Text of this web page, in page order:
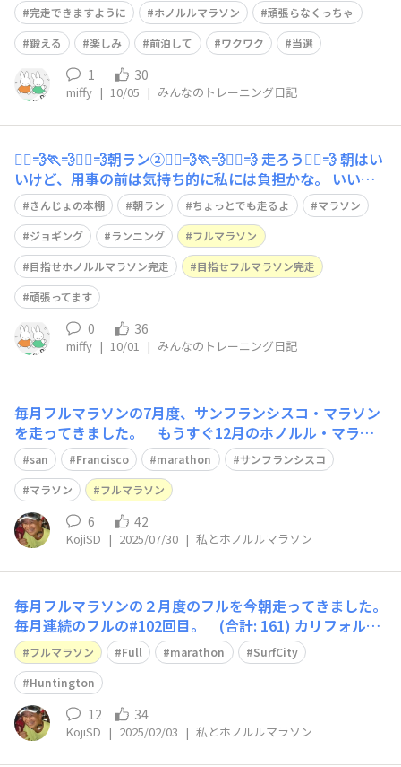
来ますように #バカラ
完走できますように ホノルルマラソン
頑張らなくっちゃ
鍛える
楽しみ 前泊して ワクワク 当選
1 30
miffy | 10/05 | みんなのトレーニング日記
🏃‍♀️💨🏃💨🏃‍♂️💨朝ラン②🏃‍♀️💨🏃💨🏃‍♂️💨 走ろう🏃‍♀️💨 朝はい
いけど、用事の前は気持ち的に私には負担かな。 いい汗
かきます💦 #ちょっとでも走るよ #目指せホノルルマラソ
ン完走 #目指せフルマラソン完走
きんじょの本棚 朝ラン ちょっとでも走るよ
マラソン
ジョギング
ランニング
フルマラソン
目指せホノルルマラソン完走
目指せフルマラソン完走
頑張ってます
0 36
miffy | 10/01 | みんなのトレーニング日記
毎月フルマラソンの7月度、サンフランシスコ・マラソン
を走ってきました。 もうすぐ12月のホノルル・マラソ
ン。 楽しみです。 今回もフルマラソンのビデオを作って
みました。 以前はゴールデンゲート・ブリッジの上を走
れなかったり、またゴールデンゲートブリッジの車道を走
った年もありましたが、ここ数年はゴール
san Francisco marathon
サンフランシスコ
マラソン
フルマラソン
6 42
KojiSD | 2025/07/30 | 私とホノルルマラソン
毎月フルマラソンの２月度のフルを今朝走ってきました。
毎月連続のフルの#102回目。 (合計: 161) カリフォルニ
アのハンティントン・ビーチでのサーフシティマラソンで
す。 今回はビデオのバックに自分のギター演奏を加え
てみました。 12月のホノルルマラソンへ向けて頑張りま
しょう！ https:/
フルマラソン Full marathon
SurfCity
Huntington
12 34
KojiSD | 2025/02/03 | 私とホノルルマラソン